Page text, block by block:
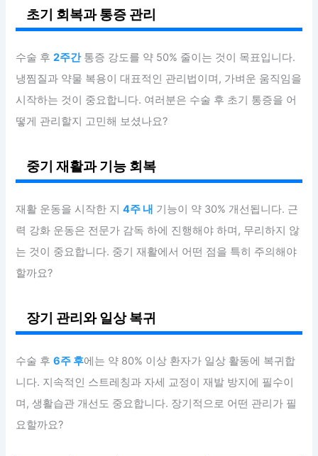
초기 회복과 통증 관리
수술 후2주간통증 강도를 약 50% 줄이는 것이 목표입니다.
냉찜질과 약물 복용이 대표적인 관리법이며, 가벼운 움직임을
시작하는 것이 중요합니다. 여러분은 수술 후 초기 통증을 어
떻게 관리할지 고민해 보셨나요?
중기 재활과 기능 회복
재활 운동을 시작한 지4주 내 기능이 약 30% 개선됩니다. 근
력 강화 운동은 전문가 감독 하에 진행해야 하며, 무리하지 않
는 것이 중요합니다. 중기 재활에서 어떤 점을 특히 주의해야
할까요?
장기 관리와 일상 복귀
수술 후6주 후에는 약 80% 이상 환자가 일상 활동에 복귀합
니다. 지속적인 스트레칭과 자세 교정이 재발 방지에 필수이
며, 생활습관 개선도 중요합니다. 장기적으로 어떤 관리가 필
요할까요?